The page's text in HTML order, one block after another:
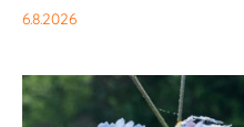
6.8.2026